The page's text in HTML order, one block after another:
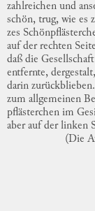
zahlreichen und
schön, trug, wie es
zes
auf der rechten
daß die
entfernte,
darin zurückblieben.
zum allgemeinen
pflästerchen im
aber auf der linken
(Die